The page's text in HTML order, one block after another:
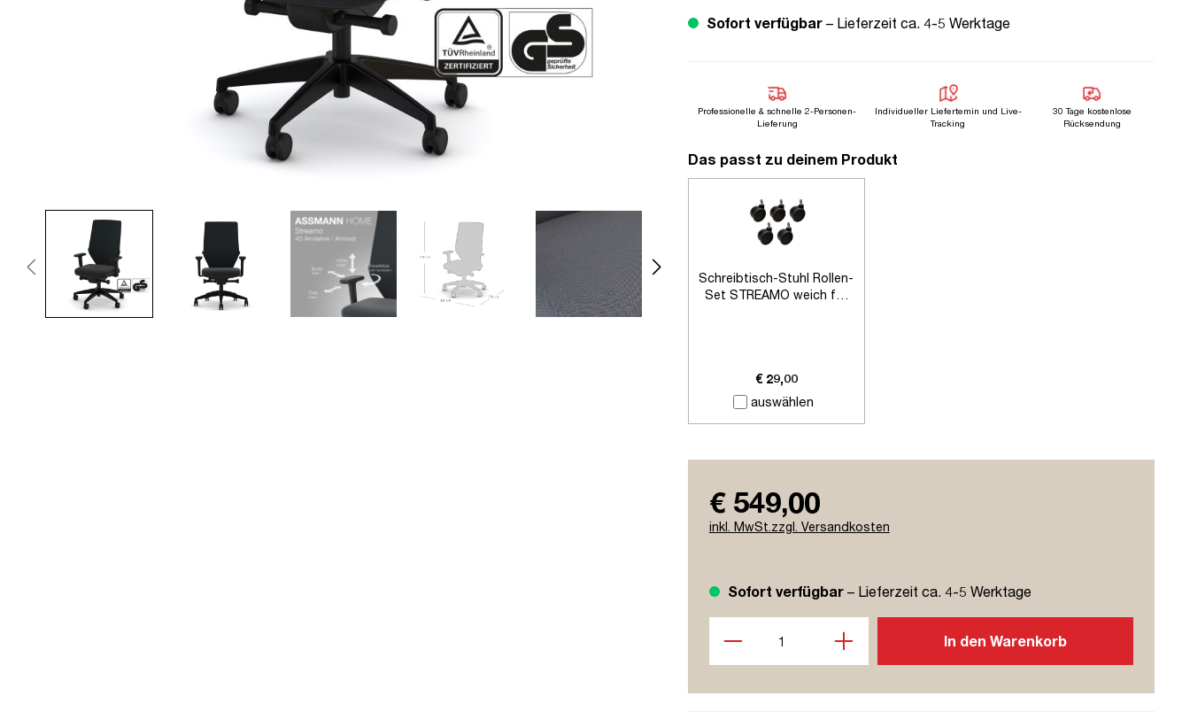
Sofort verfügbar– Lieferzeit ca. 4-5 Werktage
Professionelle & schnelle 2-Personen-
Lieferung
Individueller Liefertemin und Live-
Tracking
30 Tage kostenlose
Rücksendung
Das passt zu deinem Produkt
auswählen
Schreibtisch-Stuhl Rollen-
Set STREAMO weich für
€ 29,00
€ 549,00
inkl. MwSt.zzgl. Versandkosten
Sofort verfügbar– Lieferzeit ca. 4-5 Werktage
In den Warenkorb